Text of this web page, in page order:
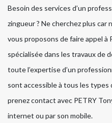
Besoin des services d’un
zingueur ? Ne cherchez plus car
vous proposons de faire appel à
spécialisée dans les travaux de
toute l’expertise d’un
sont accessible à tous les types
prenez contact avec PETRY
internet ou par son mobile.